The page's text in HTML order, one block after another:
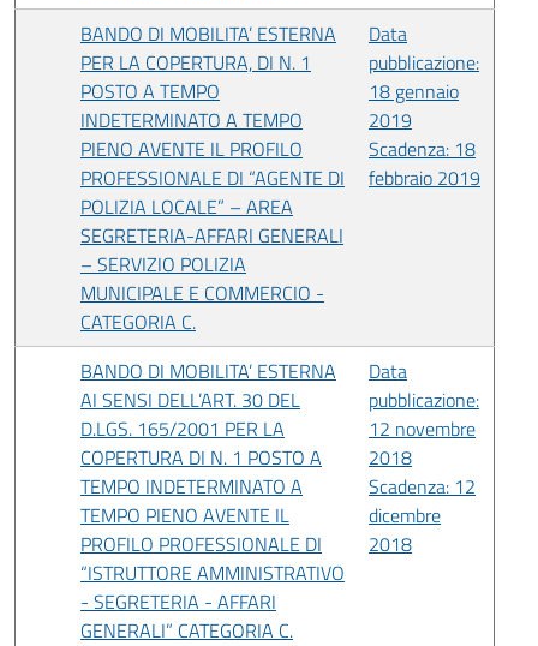
BANDO DI MOBILITA’ ESTERNA
PER LA COPERTURA, DI N. 1
POSTO A TEMPO
INDETERMINATO A TEMPO
PIENO AVENTE IL PROFILO
PROFESSIONALE DI “AGENTE DI
POLIZIA LOCALE” – AREA
SEGRETERIA-AFFARI GENERALI
– SERVIZIO POLIZIA
MUNICIPALE E COMMERCIO -
CATEGORIA C.
Data
pubblicazione:
18 gennaio
2019
Scadenza: 18
febbraio 2019
BANDO DI MOBILITA’ ESTERNA
AI SENSI DELL’ART. 30 DEL
D.LGS. 165/2001 PER LA
COPERTURA DI N. 1 POSTO A
TEMPO INDETERMINATO A
TEMPO PIENO AVENTE IL
PROFILO PROFESSIONALE DI
“ISTRUTTORE AMMINISTRATIVO
- SEGRETERIA - AFFARI
GENERALI” CATEGORIA C.
Data
pubblicazione:
12 novembre
2018
Scadenza: 12
dicembre
2018